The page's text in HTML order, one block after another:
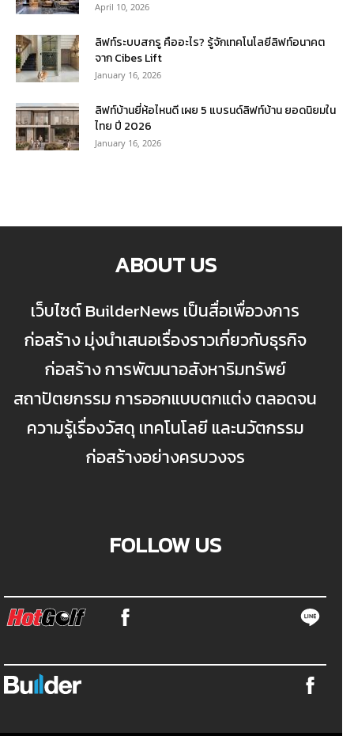
April 10, 2026
ลิฟท์ระบบสกรู คืออะไร? รู้จักเทคโนโลยีลิฟท์อนาคต
จาก Cibes Lift
January 16, 2026
ลิฟท์บ้านยี่ห้อไหนดี เผย 5 แบรนด์ลิฟท์บ้าน ยอดนิยมใน
ไทย ปี 2026
January 16, 2026
ABOUT US
เว็บไซต์ BuilderNews เป็นสื่อเพื่อวงการ
ก่อสร้าง มุ่งนำเสนอเรื่องราวเกี่ยวกับธุรกิจ
ก่อสร้าง การพัฒนาอสังหาริมทรัพย์
สถาปัตยกรรม การออกแบบตกแต่ง ตลอดจน
ความรู้เรื่องวัสดุ เทคโนโลยี และนวัตกรรม
ก่อสร้างอย่างครบวงจร
FOLLOW US